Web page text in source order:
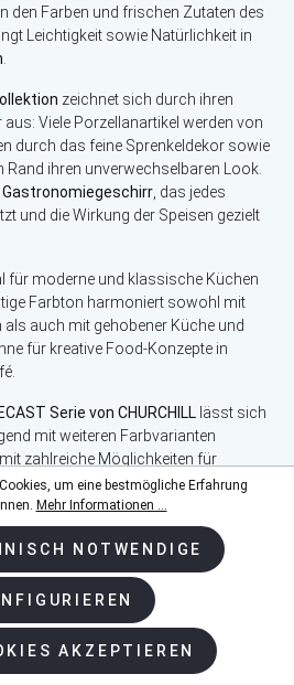
den Farben und frischen Zutaten des
Leichtigkeit sowie Natürlichkeit in
zeichnet sich durch ihren
Viele Porzellanartikel werden von
durch das feine Sprenkeldekor sowie
Rand ihren unverwechselbaren Look.
Gastronomiegeschirr , das jedes
und die Wirkung der Speisen gezielt
für moderne und klassische Küchen
Farbton harmoniert sowohl mit
auch mit gehobener Küche und
für kreative Food-Konzepte in
Serie von CHURCHILL lässt sich
mit weiteren Farbvarianten
zahlreiche Möglichkeiten für
natürlicher Ausstrahlung
mit Sprenkel und feinem Rand
Hotellerie und stilvolles Servieren
mit weiterenSTONECAST Farben
um eine bestmögliche Erfahrung
Mehr Informationen ...
NOTWENDIGE
AKZEPTIEREN